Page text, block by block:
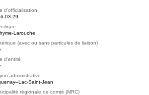
d'officialisation
03-29
Larouche
(avec ou sans particules de liaison)
d'entité
administrative
Saint-Jean
régionale de comté (MRC)